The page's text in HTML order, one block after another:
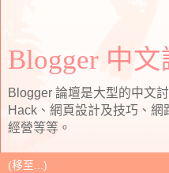
Blogger 中文
Blogger 論壇是大型的中文
Hack、網頁設計及技巧、
經營等等。